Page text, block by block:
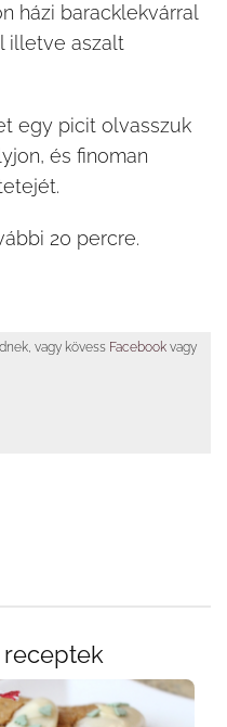
házi baracklekvárral
illetve aszalt
egy picit olvasszuk
és finoman
20 percre.
vagy kövess Facebook vagy